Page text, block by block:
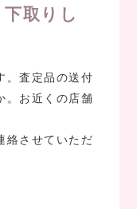
下取りし
。査定品の送付
。お近くの店舗
絡させていただ